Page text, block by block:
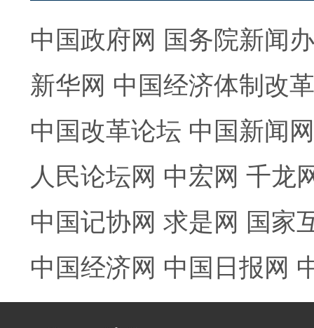
中国政府网 国务院新闻
新华网 中国经济体制改
中国改革论坛 中国新闻网
人民论坛网 中宏网 千龙
中国记协网 求是网 国家
中国经济网 中国日报网